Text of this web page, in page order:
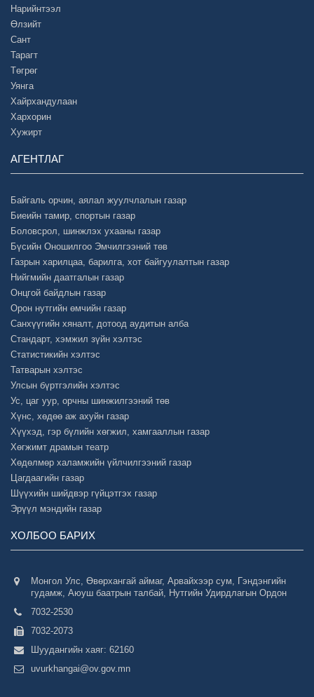
Нарийнтээл
Өлзийт
Сант
Тарагт
Төгрөг
Уянга
Хайрхандулаан
Хархорин
Хужирт
АГЕНТЛАГ
Байгаль орчин, аялал жуулчлалын газар
Биеийн тамир, спортын газар
Боловсрол, шинжлэх ухааны газар
Бүсийн Оношилгоо Эмчилгээний төв
Газрын харилцаа, барилга, хот байгуулалтын газар
Нийгмийн даатгалын газар
Онцгой байдлын газар
Орон нутгийн өмчийн газар
Санхүүгийн хяналт, дотоод аудитын алба
Стандарт, хэмжил зүйн хэлтэс
Статистикийн хэлтэс
Татварын хэлтэс
Улсын бүртгэлийн хэлтэс
Ус, цаг уур, орчны шинжилгээний төв
Хүнс, хөдөө аж ахуйн газар
Хүүхэд, гэр бүлийн хөгжил, хамгааллын газар
Хөгжимт драмын театр
Хөдөлмөр халамжийн үйлчилгээний газар
Цагдаагийн газар
Шүүхийн шийдвэр гүйцэтгэх газар
Эрүүл мэндийн газар
ХОЛБОО БАРИХ
Монгол Улс, Өвөрхангай аймаг, Арвайхээр сум, Гэндэнгийн
гудамж, Аюуш баатрын талбай, Нутгийн Удирдлагын Ордон
7032-2530
7032-2073
Шуудангийн хаяг: 62160
uvurkhangai@ov.gov.mn